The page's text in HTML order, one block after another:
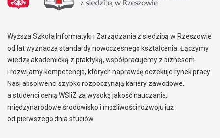
Wyższa Szkoła Informatyki i Zarządzania z siedzibą w Rzeszowie
od lat wyznacza standardy nowoczesnego kształcenia. Łączymy
wiedzę akademicką z praktyką, współpracujemy z biznesem
i rozwijamy kompetencje, których naprawdę oczekuje rynek pracy.
Nasi absolwenci szybko rozpoczynają kariery zawodowe,
a studenci cenią WSIiZ za wysoką jakość nauczania,
międzynarodowe środowisko i możliwości rozwoju już
od pierwszego dnia studiów.